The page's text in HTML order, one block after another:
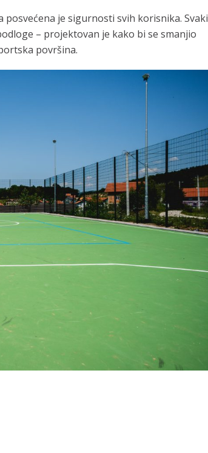
je sigurnosti svih korisnika. Svaki
– projektovan je kako bi se smanjio
površina.